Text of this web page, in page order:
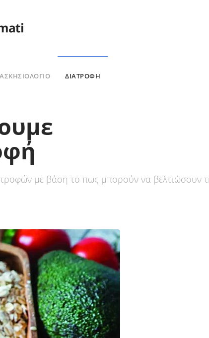
ΑΣΚΗΣΙΟΛΌΓΙΟ ΔΙΑΤΡΟΦΗ
με βάση το πως μπορούν να βελτιώσουν